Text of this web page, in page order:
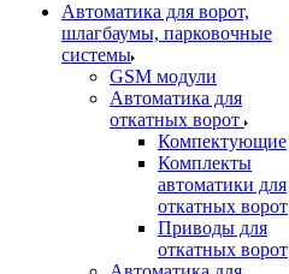
Автоматика для ворот,
шлагбаумы, парковочные
системы
GSM модули
Автоматика для
откатных ворот
Компектующие
Комплекты
автоматики для
откатных ворот
Приводы для
откатных ворот